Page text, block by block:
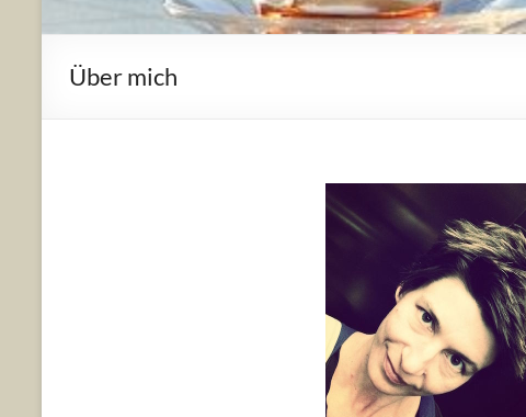
Über mich